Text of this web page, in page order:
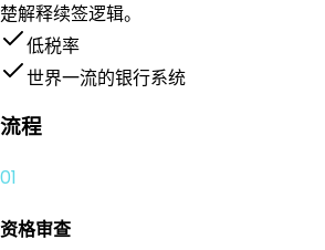
楚解释续签逻辑。
低税率
世界一流的银行系统
流程
01
资格审查